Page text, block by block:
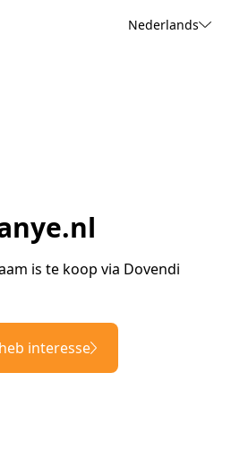
Nederlands
is te koop via Dovendi
interesse